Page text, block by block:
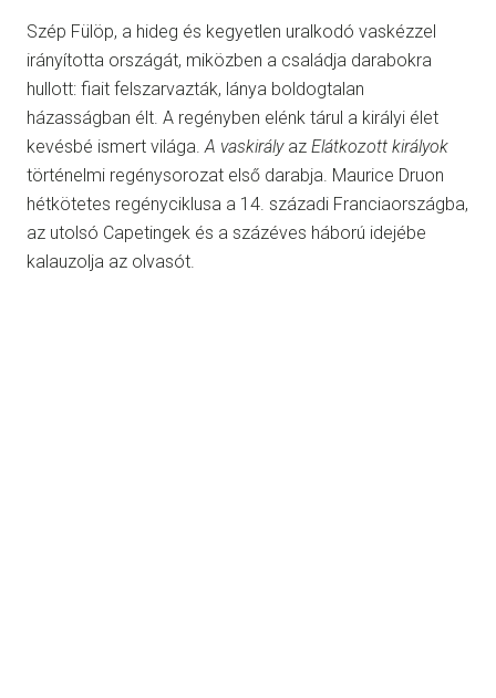
Szép Fülöp, a hideg és kegyetlen uralkodó vaskézzel
irányította országát, miközben a családja darabokra
hullott: fiait felszarvazták, lánya boldogtalan
házasságban élt. A regényben elénk tárul a királyi élet
kevésbé ismert világa. A vaskirályaz Elátkozott királyok
történelmi regénysorozat első darabja. Maurice Druon
hétkötetes regényciklusa a 14. századi Franciaországba,
az utolsó Capetingek és a százéves háború idejébe
kalauzolja az olvasót.